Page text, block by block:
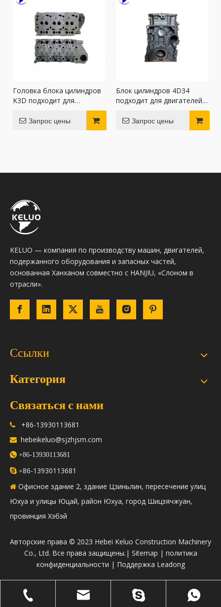
Головка блока цилиндров
K3D подходит для
Запрос цены
Блок цилиндров 4D34
подходит для двигателей
Запрос цены
KELUO — компания по производству машин, двигателей,
подержанного оборудования и запасных частей,
основанная Ханханом совместно с HANJIU, «Слоном в
отрасли».
Ссылки
Категория
Связаться с нами
 +86-13930113681
 hebeikeluo@sjzhjsm.com
 +86-13930113681
 +86-13930113681
 Офисное здание 2, здание Цзиньлин, пересечение улиц
Юхуа и улицы Юцай, район Юхуа, город Шицзячжуан,
провинция Хэбэй
​Авторские права © 2023 Hebei Keluo Construction Machinery
Co., Ltd. Все права защищены.| Sitemap | политика
конфиденциальности | Поддержка Leadong